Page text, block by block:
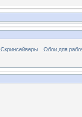
Скринсейверы Обои для